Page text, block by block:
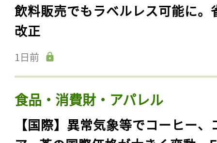
飲料販売でもラベルレス可能に。
改正
1日前
食品・消費財・アパレル
【国際】異常気象等でコーヒー、